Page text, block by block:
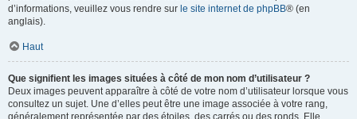
d’informations, veuillez vous rendre sur le site internet de phpBB® (en
anglais).
Haut
Que signifient les images situées à côté de mon nom d’utilisateur ?
Deux images peuvent apparaître à côté de votre nom d’utilisateur lorsque vous
consultez un sujet. Une d’elles peut être une image associée à votre rang,
généralement représentée par des étoiles, des carrés ou des ronds. Elle